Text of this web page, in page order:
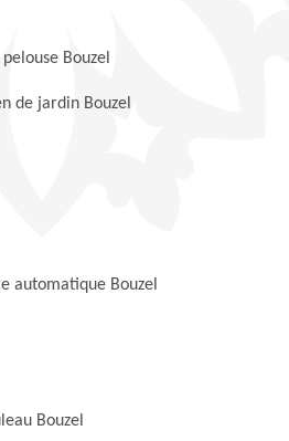
Bouzel
de jardin Bouzel
automatique Bouzel
Bouzel